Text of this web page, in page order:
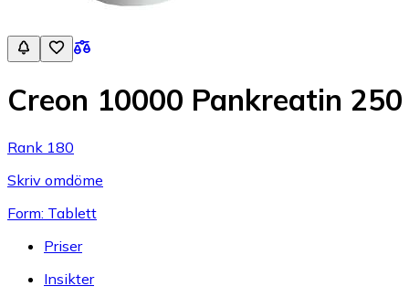
Creon 10000 Pankreatin
Rank 180
Skriv omdöme
Form: Tablett
Priser
Insikter